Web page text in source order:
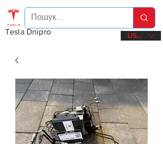
Tesla Dnipro USD ($)